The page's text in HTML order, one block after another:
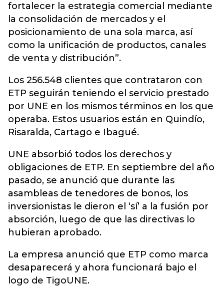
fortalecer la estrategia comercial mediante
la consolidación de mercados y el
posicionamiento de una sola marca, así
como la unificación de productos, canales
de venta y distribución”.
Los 256.548 clientes que contrataron con
ETP seguirán teniendo el servicio prestado
por UNE en los mismos términos en los que
operaba. Estos usuarios están en Quindío,
Risaralda, Cartago e Ibagué.
UNE absorbió todos los derechos y
obligaciones de ETP. En septiembre del año
pasado, se anunció que durante las
asambleas de tenedores de bonos, los
inversionistas le dieron el ‘sí’ a la fusión por
absorción, luego de que las directivas lo
hubieran aprobado.
La empresa anunció que ETP como marca
desaparecerá y ahora funcionará bajo el
logo de TigoUNE.